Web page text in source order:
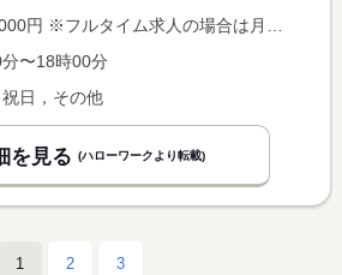
の場合は月額（換算額）、パート求人の場合は時間額を表示しています。
〜18時00分
日，その他
を見る (ハローワークより転載)
1 2 3